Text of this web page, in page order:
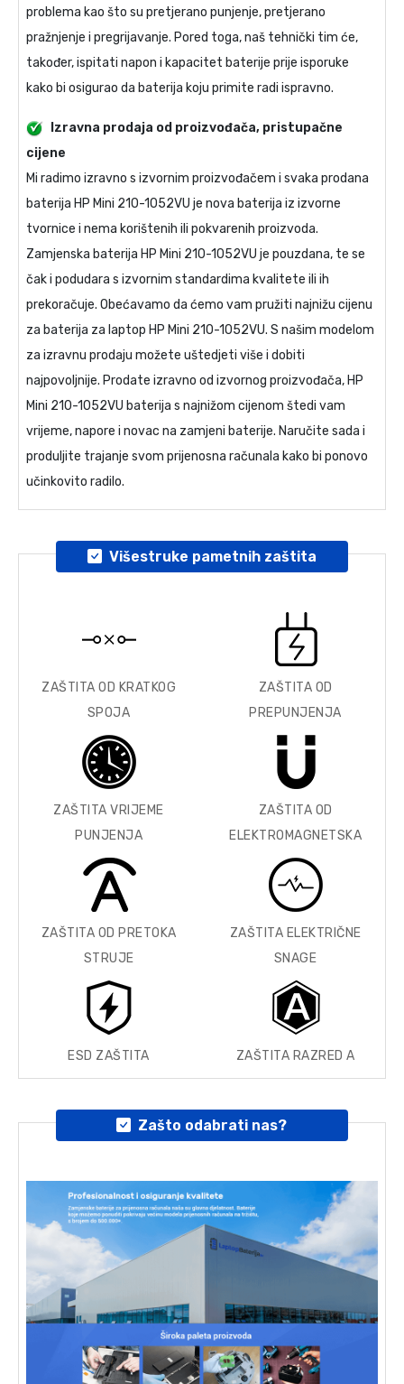
problema kao što su pretjerano punjenje, pretjerano
pražnjenje i pregrijavanje. Pored toga, naš tehnički tim će,
također, ispitati napon i kapacitet baterije prije isporuke
kako bi osigurao da baterija koju primite radi ispravno.
Izravna prodaja od proizvođača, pristupačne
cijene
Mi radimo izravno s izvornim proizvođačem i svaka prodana
baterija HP Mini 210-1052VU je nova baterija iz izvorne
tvornice i nema korištenih ili pokvarenih proizvoda.
Zamjenska baterija HP Mini 210-1052VU je pouzdana, te se
čak i podudara s izvornim standardima kvalitete ili ih
prekoračuje. Obećavamo da ćemo vam pružiti najnižu cijenu
za baterija za laptop HP Mini 210-1052VU. S našim modelom
za izravnu prodaju možete uštedjeti više i dobiti
najpovoljnije. Prodate izravno od izvornog proizvođača, HP
Mini 210-1052VU baterija s najnižom cijenom štedi vam
vrijeme, napore i novac na zamjeni baterije. Naručite sada i
produljite trajanje svom prijenosna računala kako bi ponovo
učinkovito radilo.
Višestruke pametnih zaštita
ZAŠTITA OD KRATKOG
SPOJA
ZAŠTITA OD
PREPUNJENJA
ZAŠTITA VRIJEME
PUNJENJA
ZAŠTITA OD
ELEKTROMAGNETSKA
ZAŠTITA OD PRETOKA
STRUJE
ZAŠTITA ELEKTRIČNE
SNAGE
ESD ZAŠTITA ZAŠTITA RAZRED A
Zašto odabrati nas?